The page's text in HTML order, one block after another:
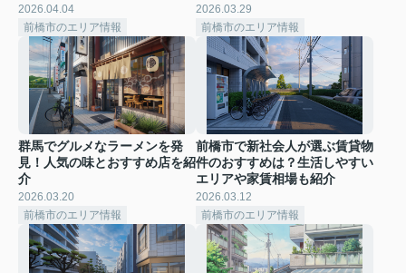
2026.04.04
前橋市のエリア情報
2026.03.29
前橋市のエリア情報
群馬でグルメなラーメンを発
見！人気の味とおすすめ店を紹
介
2026.03.20
前橋市のエリア情報
前橋市で新社会人が選ぶ賃貸物
件のおすすめは？生活しやすい
エリアや家賃相場も紹介
2026.03.12
前橋市のエリア情報